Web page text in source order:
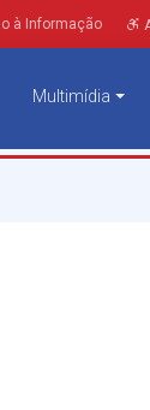
à Informação
Multimídia